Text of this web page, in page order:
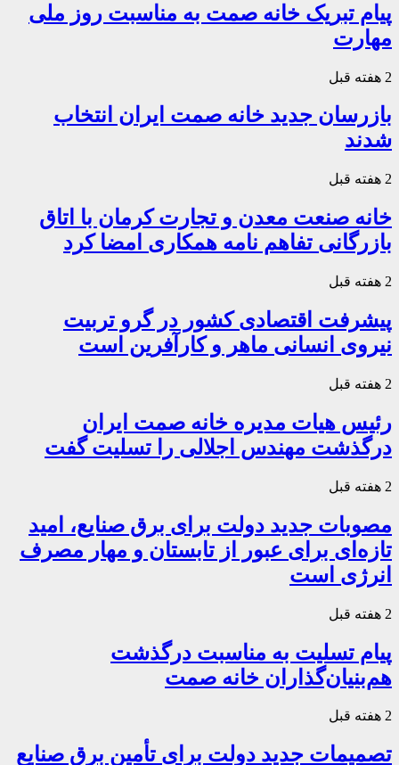
پیام تبریک خانه صمت به مناسبت روز ملی
مهارت
2 هفته قبل
بازرسان جدید خانه صمت ایران انتخاب
شدند
2 هفته قبل
خانه صنعت معدن و تجارت کرمان با اتاق
بازرگانی تفاهم نامه همکاری امضا کرد
2 هفته قبل
پیشرفت اقتصادی کشور در گرو تربیت
نیروی انسانی ماهر و کارآفرین است
2 هفته قبل
رئیس هیات مدیره خانه صمت ایران
درگذشت مهندس اجلالی را تسلیت گفت
2 هفته قبل
مصوبات جدید دولت برای برق صنایع، امید
تازه‌ای برای عبور از تابستان و مهار مصرف
انرژی است
2 هفته قبل
پیام تسلیت به مناسبت درگذشت
هم‌بنیان‌گذاران خانه صمت
2 هفته قبل
تصمیمات جدید دولت برای تأمین برق صنایع